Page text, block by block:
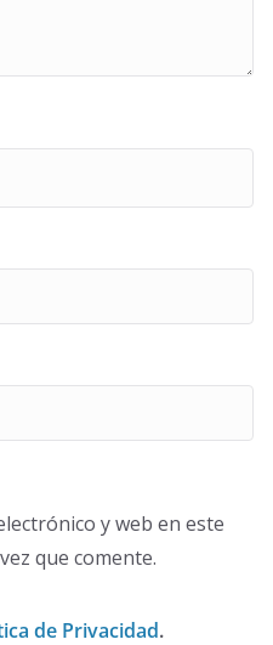
y web en este
que comente.
de Privacidad.